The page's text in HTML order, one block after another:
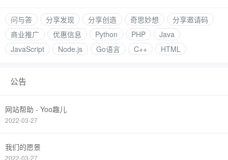
问与答 分享发现 分享创造 奇思妙想
分享邀请码
商业推广
优惠信息 Python PHP
Java
JavaScript
Node.js Go语言 C++ HTML
公告
网站帮助 - Yoo趣儿
2022-03-27
我们的愿景
2022-03-27